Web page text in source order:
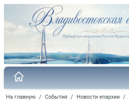
На главную / События / Новости епархии /